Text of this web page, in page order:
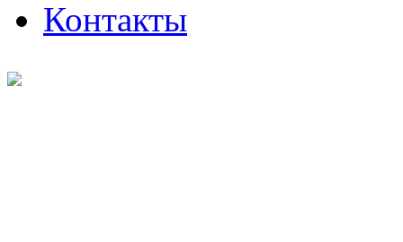
Контакты